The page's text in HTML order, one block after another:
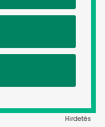
Hirdetés